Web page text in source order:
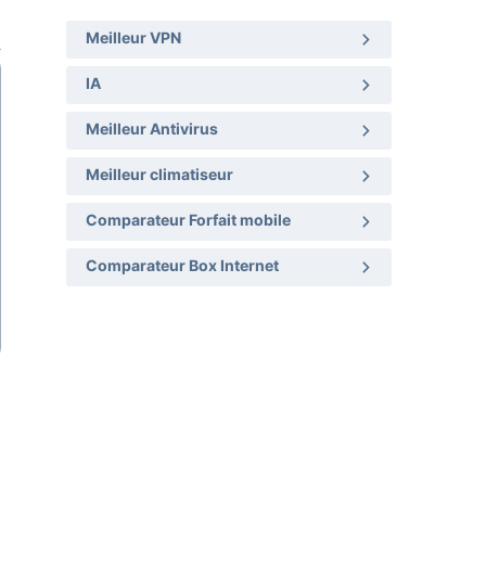
Meilleur VPN
IA
Meilleur Antivirus
Meilleur climatiseur
Comparateur Forfait mobile
Comparateur Box Internet